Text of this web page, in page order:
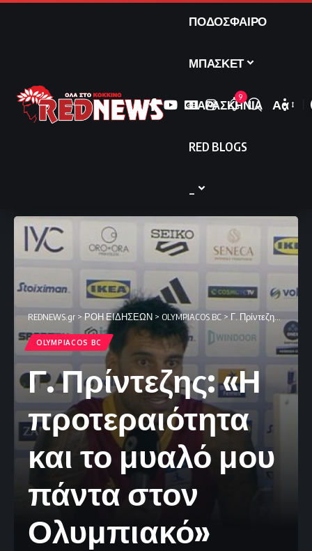
ΠΟΔΟΣΦΑΙΡΟ
ΜΠΑΣΚΕΤ
ΠΑΡΑΣΚΗΝΙΑ
RED BLOGS
9
Font
Αα
REDNEWS.gr > ΡΟΗ ΕΙΔΗΣΕΩΝ > OLYMPIACOS BC > Γ. Πρίντεζης: «Η προτεραιότητα και το μυαλό μου πάντα στον Ολυμπιακό»
OLYMPIACOS BC
Γ. Πρίντεζης: «Η
προτεραιότητα
και το μυαλό μου
πάντα στον
Ολυμπιακό»